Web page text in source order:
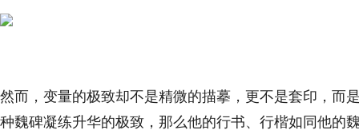
然而，变量的极致却不是精微的描摹，更不是套印，而
种魏碑凝练升华的极致，那么他的行书、行楷如同他的